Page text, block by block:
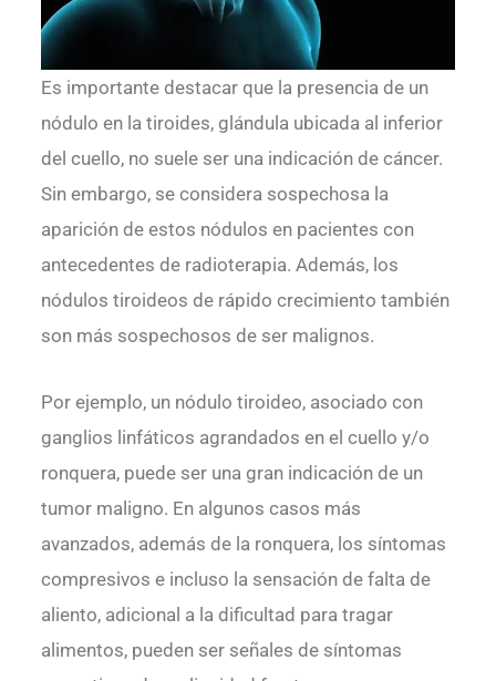
Es importante destacar que la presencia de un
nódulo en la tiroides, glándula ubicada al inferior
del cuello, no suele ser una indicación de cáncer.
Sin embargo, se considera sospechosa la
aparición de estos nódulos en pacientes con
antecedentes de radioterapia. Además, los
nódulos tiroideos de rápido crecimiento también
son más sospechosos de ser malignos.
Por ejemplo, un nódulo tiroideo, asociado con
ganglios linfáticos agrandados en el cuello y/o
ronquera, puede ser una gran indicación de un
tumor maligno. En algunos casos más
avanzados, además de la ronquera, los síntomas
compresivos e incluso la sensación de falta de
aliento, adicional a la dificultad para tragar
alimentos, pueden ser señales de síntomas